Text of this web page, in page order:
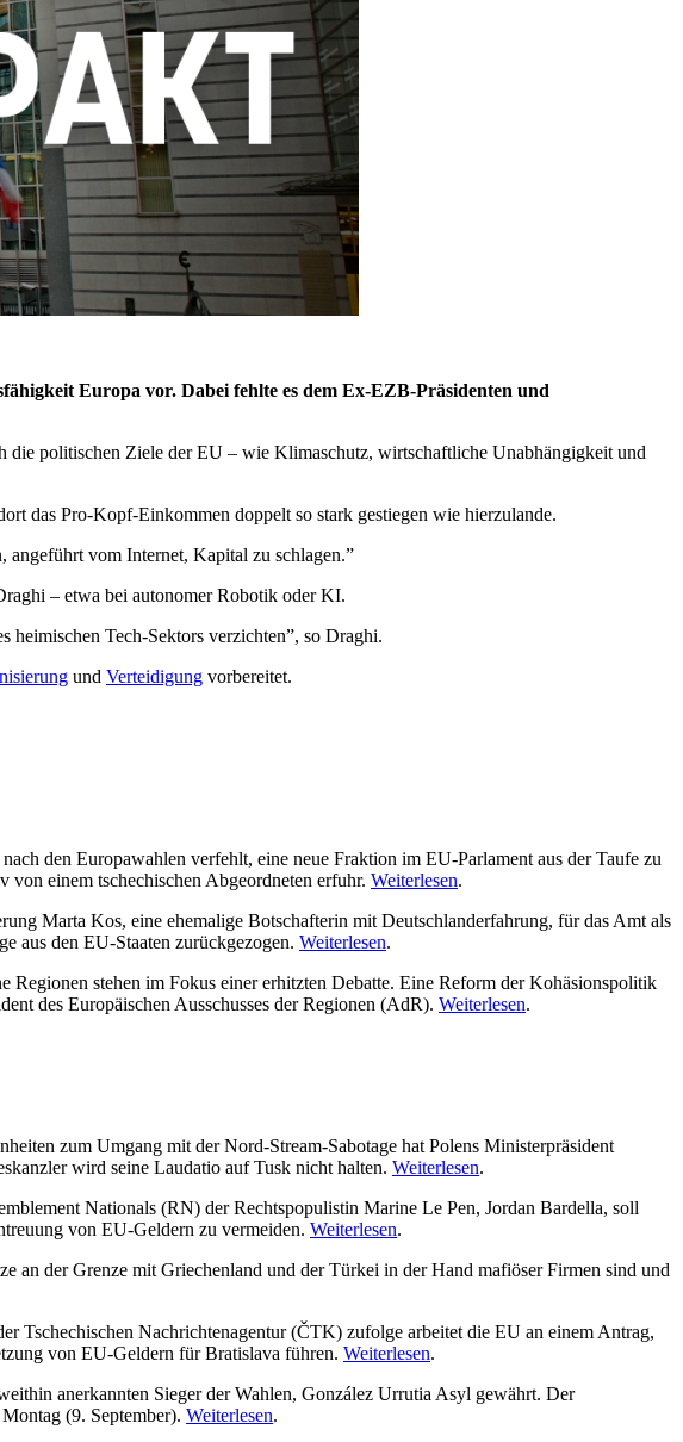
Europa vor. Dabei fehlte es dem Ex-EZB-Präsidenten und
die politischen Ziele der EU – wie Klimaschutz, wirtschaftliche Unabhängigkeit und
das Pro-Kopf-Einkommen doppelt so stark gestiegen wie hierzulande.
angeführt vom Internet, Kapital zu schlagen.”
– etwa bei autonomer Robotik oder KI.
Tech-Sektors verzichten”, so Draghi.
und Verteidigung vorbereitet.
den Europawahlen verfehlt, eine neue Fraktion im EU-Parlament aus der Taufe zu
einem tschechischen Abgeordneten erfuhr. Weiterlesen.
Marta Kos, eine ehemalige Botschafterin mit Deutschlanderfahrung, für das Amt als
aus den EU-Staaten zurückgezogen. Weiterlesen.
Regionen stehen im Fokus einer erhitzten Debatte. Eine Reform der Kohäsionspolitik
des Europäischen Ausschusses der Regionen (AdR). Weiterlesen.
zum Umgang mit der Nord-Stream-Sabotage hat Polens Ministerpräsident
wird seine Laudatio auf Tusk nicht halten. Weiterlesen.
Nationals (RN) der Rechtspopulistin Marine Le Pen, Jordan Bardella, soll
von EU-Geldern zu vermeiden. Weiterlesen.
an der Grenze mit Griechenland und der Türkei in der Hand mafiöser Firmen sind und
Tschechischen Nachrichtenagentur (ČTK) zufolge arbeitet die EU an einem Antrag,
von EU-Geldern für Bratislava führen. Weiterlesen.
anerkannten Sieger der Wahlen, González Urrutia Asyl gewährt. Der
(9. September). Weiterlesen.